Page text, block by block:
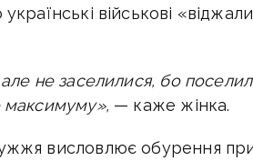
військові
але не заселилися, бо
максимуму», — каже жінка.
висловлює обурення